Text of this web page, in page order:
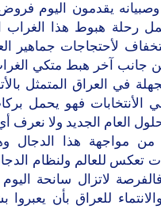
يقدمون اليوم
رحلة هبوط هذا الغراب
لأحتجاجات جماهير
جانب آخر هبط متكي
في العراق المتمثل
الأنتخابات فهو يحمل
العام الجديد ولا
من مواجهة هذا الدجال
تعكس للعالم ولنظام
لاتزال سانحة
والانتماء للعراق بأن